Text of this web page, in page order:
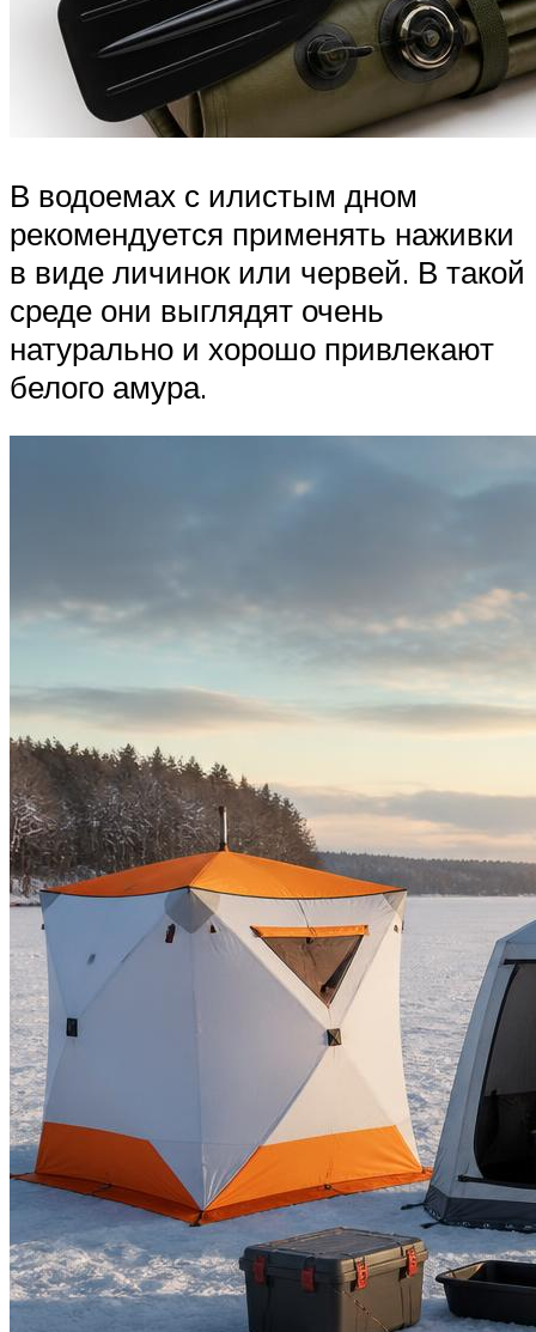
В водоемах с илистым дном
рекомендуется применять наживки
в виде личинок или червей. В такой
среде они выглядят очень
натурально и хорошо привлекают
белого амура.